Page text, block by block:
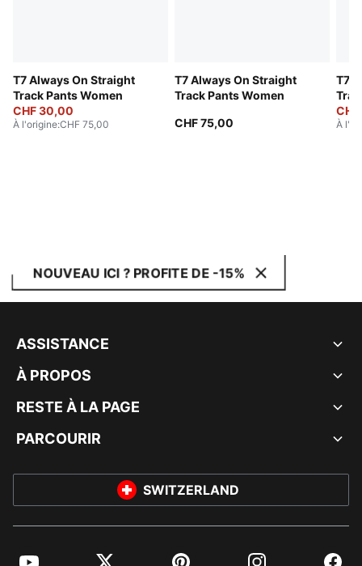
T7 Always On Straight
Track Pants Women
CHF 30,00
À l'origine:CHF 75,00
T7 Always On Straight
Track Pants Women
CHF 75,00
T7
À
NOUVEAU ICI ? PROFITE DE -15%
ASSISTANCE
À PROPOS
RESTE À LA PAGE
PARCOURIR
SWITZERLAND